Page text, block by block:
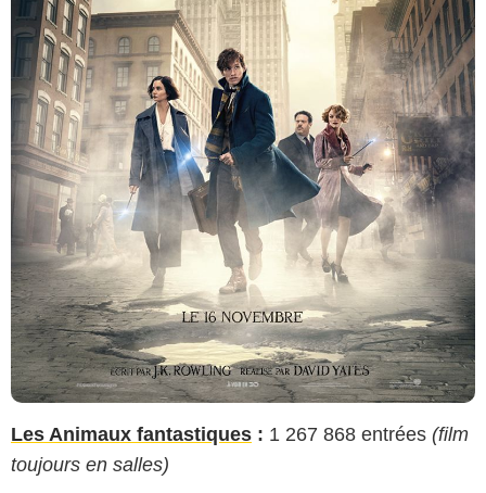
Les Animaux fantastiques : 1 267 868 entrées (film
toujours en salles)